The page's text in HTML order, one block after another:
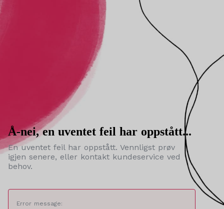
Å-nei, en uventet feil har oppstått...
En uventet feil har oppstått. Vennligst prøv
igjen senere, eller kontakt kundeservice ved
behov.
Error message: